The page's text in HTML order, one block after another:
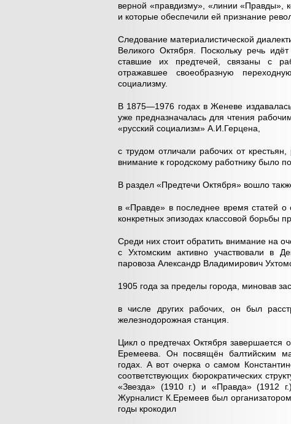
верной «правдизму», «линии
и которые обеспечили ей признание
Следование материалистической
Великого Октября. Поскольку речь
ставшие их предтечей, связаны с
отражавшее своеобразную
социализму.
В 1875—1976 годах в Женеве
уже предназначалась для чтения
«русский социализм» А.И.Герцена,
с трудом отличали рабочих от
внимание к городскому работнику было
В раздел «Предтечи Октября» вошло
в «Правде» в последнее время статей
конкретных эпизодах классовой борьбы
Среди них стоит обратить внимание на
с Ухтомским активно участвовали в
паровоза Александр Владимирович
1905 года за пределы города, миновав
в числе других рабочих, он был
железнодорожная станция.
Цикл о предтечах Октября завершается
Еремеева. Он посвящён балтийским
годах. А вот очерка о самом
соответствующих бюрократических
«Звезда» (1910 г.) и «Правда» (1912
Журналист К.Еремеев был
годы крокодил